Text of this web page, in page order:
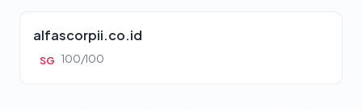
alfascorpii.co.id
SG 100/100